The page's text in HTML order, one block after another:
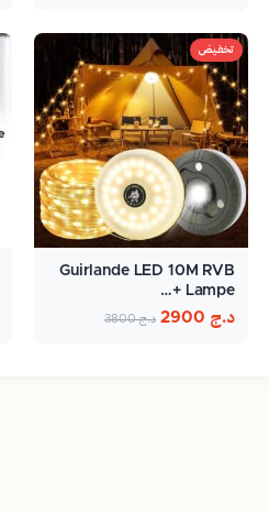
تخفيض
Guirlande LED 10M RVB
+ Lampe…
د.ج د.ج3800